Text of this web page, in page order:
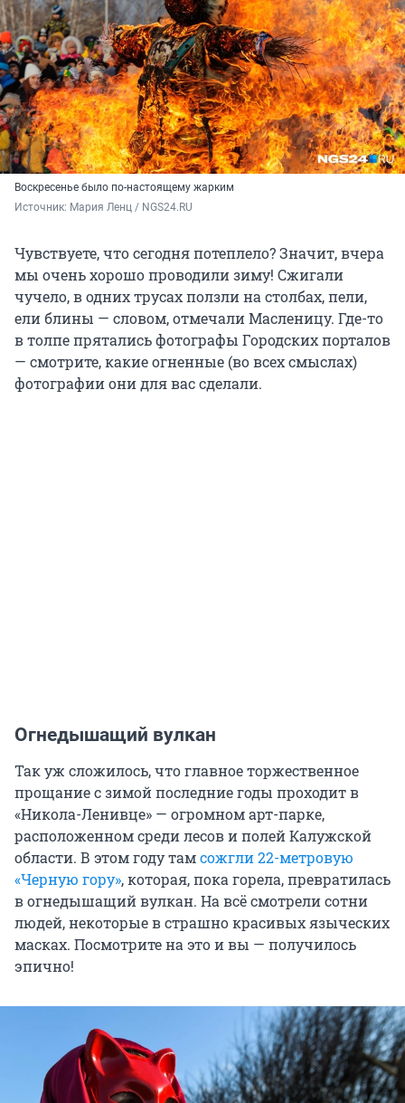
Воскресенье было по-настоящему жарким
Источник: Мария Ленц / NGS24.RU
Чувствуете, что сегодня потеплело? Значит, вчера
мы очень хорошо проводили зиму! Сжигали
чучело, в одних трусах ползли на столбах, пели,
ели блины — словом, отмечали Масленицу. Где-то
в толпе прятались фотографы Городских порталов
— смотрите, какие огненные (во всех смыслах)
фотографии они для вас сделали.
Огнедышащий вулкан
Так уж сложилось, что главное торжественное
прощание с зимой последние годы проходит в
«Никола-Ленивце» — огромном арт-парке,
расположенном среди лесов и полей Калужской
области. В этом году тамсожгли 22-метровую
«Черную гору», которая, пока горела, превратилась
в огнедышащий вулкан. На всё смотрели сотни
людей, некоторые в страшно красивых языческих
масках. Посмотрите на это и вы — получилось
эпично!